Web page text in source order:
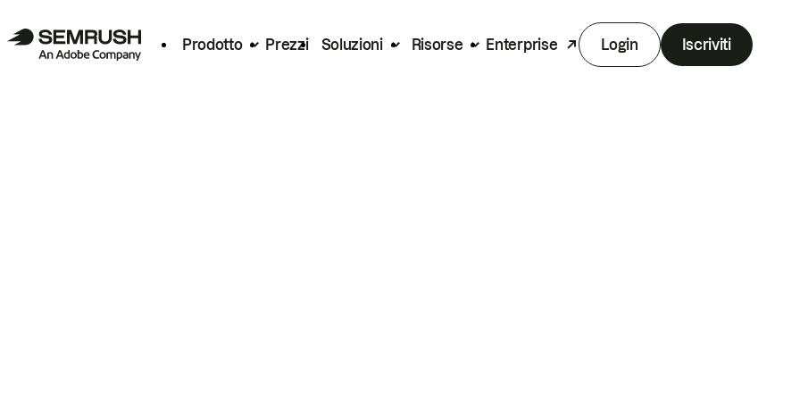
Prodotto Prezzi Soluzioni Risorse Enterprise Login Iscriviti